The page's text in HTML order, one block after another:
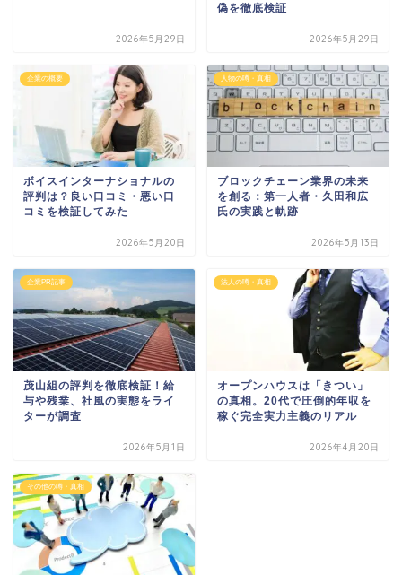
2026年5月29日
偽を徹底検証
2026年5月29日
企業の概要
ボイスインターナショナルの
評判は？良い口コミ・悪い口
コミを検証してみた
2026年5月20日
人物の噂・真相
ブロックチェーン業界の未来
を創る：第一人者・久田和広
氏の実践と軌跡
2026年5月13日
企業PR記事
茂山組の評判を徹底検証！給
与や残業、社風の実態をライ
ターが調査
2026年5月1日
法人の噂・真相
オープンハウスは「きつい」
の真相。20代で圧倒的年収を
稼ぐ完全実力主義のリアル
2026年4月20日
その他の噂・真相